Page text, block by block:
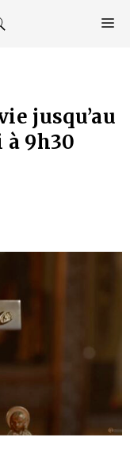
jusqu’au
à 9h30